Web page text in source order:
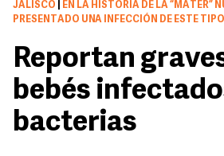
JALISCO
EN LA HISTORIA DE LA “MATER”
PRESENTADO UNA INFECCIÓN DE ESTE TIPO
Reportan
bebés
bacterias